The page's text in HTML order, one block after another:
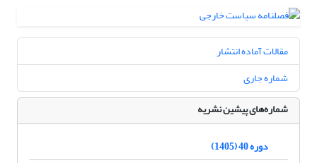
مقالات آماده انتشار
شماره جاری
شماره‌های پیشین نشریه
دوره 40 (1405)